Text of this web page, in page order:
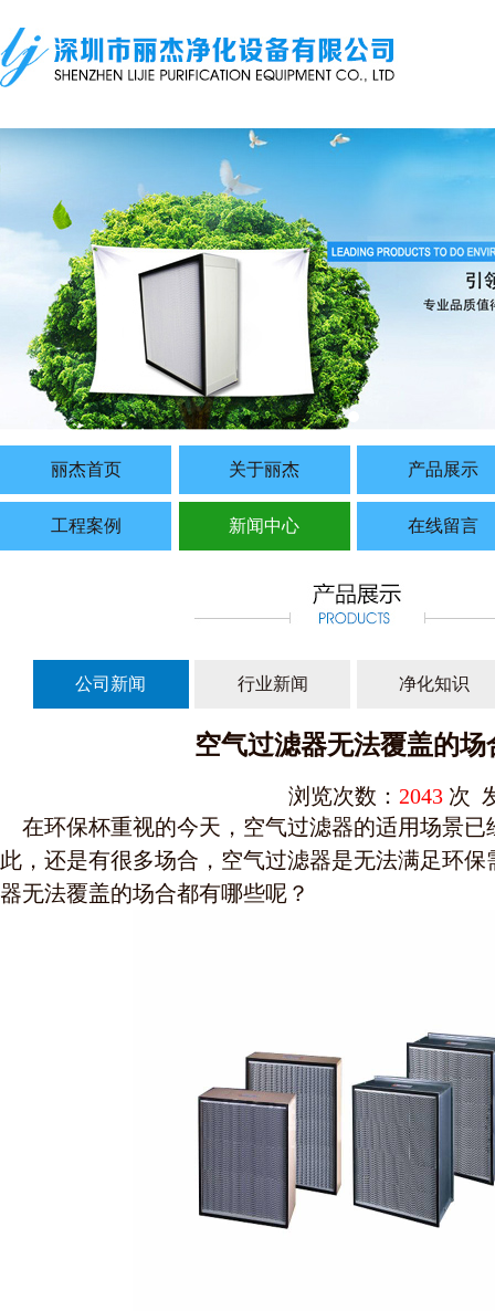
丽杰首页 关于丽杰 产品展示
工程案例 新闻中心 在线留言
公司新闻 行业新闻 净化知识
空气过滤器无法覆盖的场
浏览次数： 2043 次
在环保杯重视的今天，空气过滤器的适用场景已
此，还是有很多场合，空气过滤器是无法满足环
器无法覆盖的场合都有哪些呢？